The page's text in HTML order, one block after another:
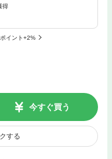
得
イント+2%
今すぐ買う
する